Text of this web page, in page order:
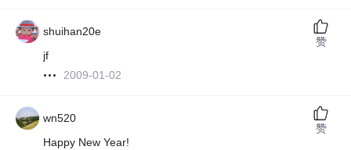
shuihan20e
jf
2009-01-02
赞
wn520
Happy New Year!
赞